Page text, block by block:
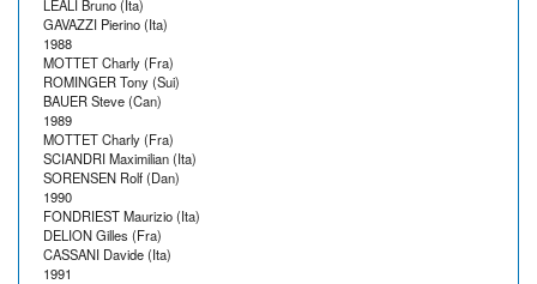
LEALI Bruno (Ita)
GAVAZZI Pierino (Ita)
1988
MOTTET Charly (Fra)
ROMINGER Tony (Sui)
BAUER Steve (Can)
1989
MOTTET Charly (Fra)
SCIANDRI Maximilian (Ita)
SORENSEN Rolf (Dan)
1990
FONDRIEST Maurizio (Ita)
DELION Gilles (Fra)
CASSANI Davide (Ita)
1991